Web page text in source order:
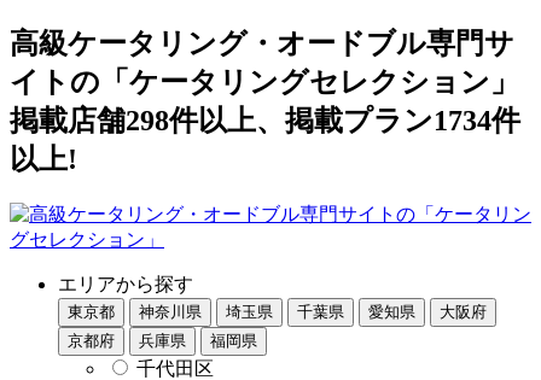
高級ケータリング・オードブル専門サ
イトの「ケータリングセレクション」
掲載店舗298件以上、掲載プラン1734件
以上!
エリアから探す
東京都 神奈川県 埼玉県 千葉県 愛知県
大阪府
京都府
兵庫県 福岡県
千代田区